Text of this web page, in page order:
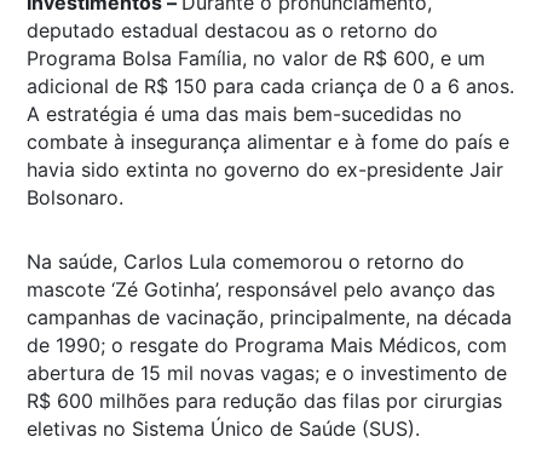
deputado estadual destacou as o retorno do
Programa Bolsa Família, no valor de R$ 600, e um
adicional de R$ 150 para cada criança de 0 a 6 anos.
A estratégia é uma das mais bem-sucedidas no
combate à insegurança alimentar e à fome do país e
havia sido extinta no governo do ex-presidente Jair
Bolsonaro.
Na saúde, Carlos Lula comemorou o retorno do
mascote ‘Zé Gotinha’, responsável pelo avanço das
campanhas de vacinação, principalmente, na década
de 1990; o resgate do Programa Mais Médicos, com
abertura de 15 mil novas vagas; e o investimento de
R$ 600 milhões para redução das filas por cirurgias
eletivas no Sistema Único de Saúde (SUS).